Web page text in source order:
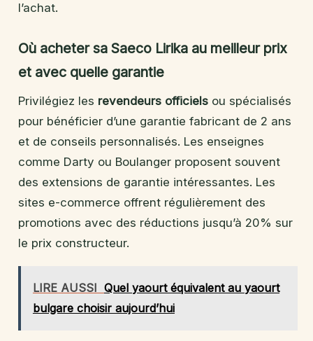
l’achat.
Où acheter sa Saeco Lirika au meilleur prix
et avec quelle garantie
Privilégiez les revendeurs officiels ou spécialisés
pour bénéficier d’une garantie fabricant de 2 ans
et de conseils personnalisés. Les enseignes
comme Darty ou Boulanger proposent souvent
des extensions de garantie intéressantes. Les
sites e-commerce offrent régulièrement des
promotions avec des réductions jusqu’à 20% sur
le prix constructeur.
LIRE AUSSI Quel yaourt équivalent au yaourt
bulgare choisir aujourd’hui